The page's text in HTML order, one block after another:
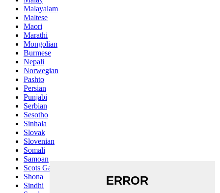
Malayalam
Maltese
Maori
Marathi
Mongolian
Burmese
Nepali
Norwegian
Pashto
Persian
Punjabi
Serbian
Sesotho
Sinhala
Slovak
Slovenian
Somali
Samoan
Scots Gaelic
Shona
Sindhi